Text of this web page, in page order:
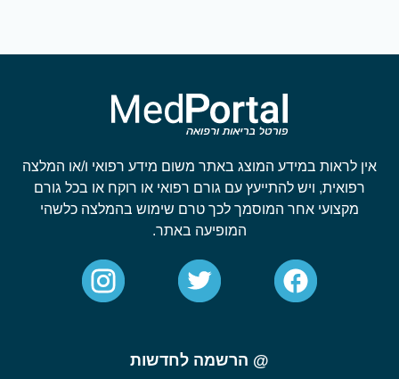
אין לראות במידע המוצג באתר משום מידע רפואי ו/או המלצה
רפואית, ויש להתייעץ עם גורם רפואי או רוקח או בכל גורם
מקצועי אחר המוסמך לכך טרם שימוש בהמלצה כלשהי
המופיעה באתר.
@ הרשמה לחדשות